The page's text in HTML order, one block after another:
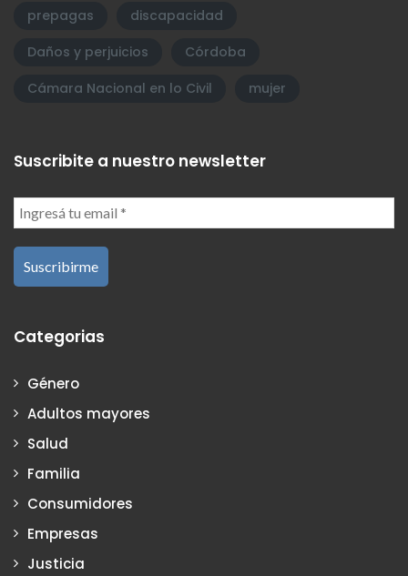
prepagas
discapacidad
Daños y perjuicios
Córdoba
Cámara Nacional en lo Civil
mujer
Suscribite a nuestro newsletter
Categorias
Género
Adultos mayores
Salud
Familia
Consumidores
Empresas
Justicia